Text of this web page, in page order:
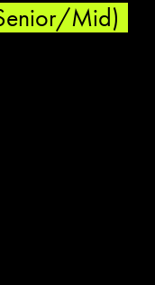
Mid)